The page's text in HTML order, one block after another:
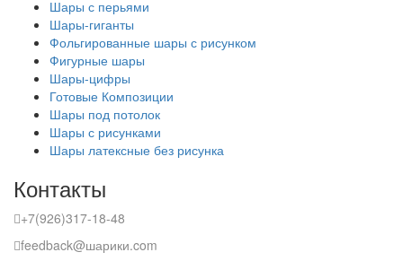
Шары с перьями
Шары-гиганты
Фольгированные шары с рисунком
Фигурные шары
Шары-цифры
Готовые Композиции
Шары под потолок
Шары с рисунками
Шары латексные без рисунка
Контакты
+7(926)317-18-48
feedback@шарики.com